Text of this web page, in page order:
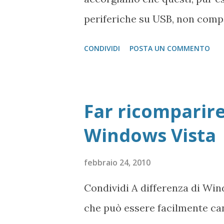
periferiche su USB, non
Pannello di controllo ->
Computer Archiviazione ->
selezioniamo il disco che
CONDIVIDI POSTA UN COMMENTO
Far
Windows Vista
febbraio 24, 2010
Condividi A differenza di
che può essere facilmente